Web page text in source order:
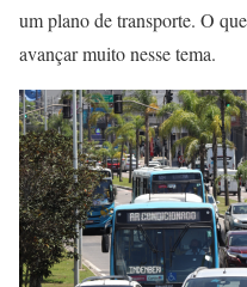
um plano de transporte. O
avançar muito nesse tema.